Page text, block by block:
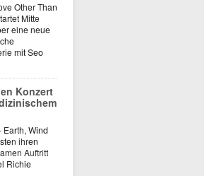
Other Than
Mitte
eine neue
mit Seo
Konzert
Earth, Wind
ihren
Auftritt
Richie